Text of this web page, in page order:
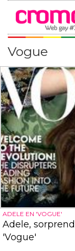
Vogue
ADELE EN 'VOGUE'
Adele,
'Vogue'